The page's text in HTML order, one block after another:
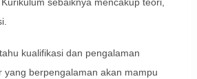
sebaiknya mencakup teori,
kualifikasi dan pengalaman
yang berpengalaman akan mampu